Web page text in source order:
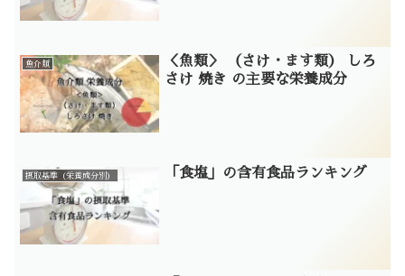
魚介類
＜魚類＞ （さけ・ます類） しろ
さけ 焼き の主要な栄養成分
摂取基準（栄養成分別） 「食塩」の含有食品ランキング